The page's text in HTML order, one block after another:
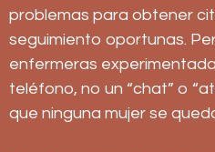
problemas para obtener
seguimiento oportunas.
enfermeras
teléfono, no un “chat” o
que ninguna mujer se